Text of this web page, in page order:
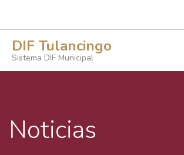
DIF Tulancingo
Sistema DIF Municipal
Noticias